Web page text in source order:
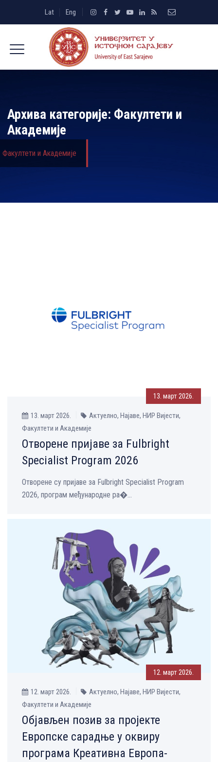
Lat Eng
Архива категорије: Факултети и
Академије
Факултети и Академије
13. март 2026.
13. март 2026.
Актуелно, Најаве, НИР Вијести,
Факултети и Академије
Отворене пријаве за Fulbright
Specialist Program 2026
Отворене су пријаве за Fulbright Specialist Program
2026, програм међународне ра�...
12. март 2026.
12. март 2026.
Актуелно, Најаве, НИР Вијести,
Факултети и Академије
Објављен позив за пројекте
Европске сарадње у оквиру
програма Креативна Европа-